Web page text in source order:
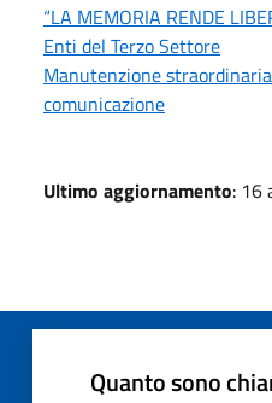
“LA MEMORIA RENDE
Enti del Terzo Settore
Manutenzione
comunicazione
Ultimo aggiornamento: 16
Quanto sono